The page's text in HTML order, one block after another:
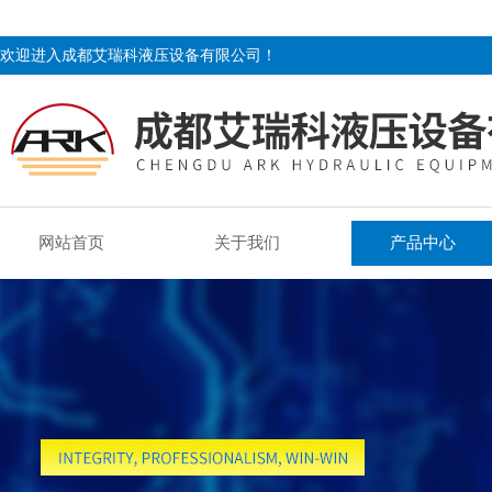
欢迎进入成都艾瑞科液压设备有限公司！
网站首页 关于我们 产品中心